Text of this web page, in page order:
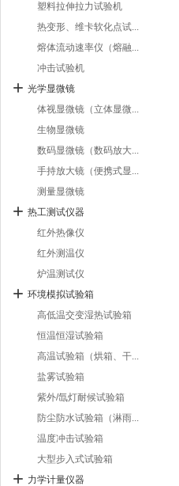
塑料拉伸拉力试验机
热变形、维卡软化点试...
熔体流动速率仪（熔融...
冲击试验机
光学显微镜
体视显微镜（立体显微...
生物显微镜
数码显微镜（数码放大...
手持放大镜（便携式显...
测量显微镜
热工测试仪器
红外热像仪
红外测温仪
炉温测试仪
环境模拟试验箱
高低温交变湿热试验箱
恒温恒湿试验箱
高温试验箱（烘箱、干...
盐雾试验箱
紫外/氙灯耐候试验箱
防尘防水试验箱（淋雨...
温度冲击试验箱
大型步入式试验箱
力学计量仪器